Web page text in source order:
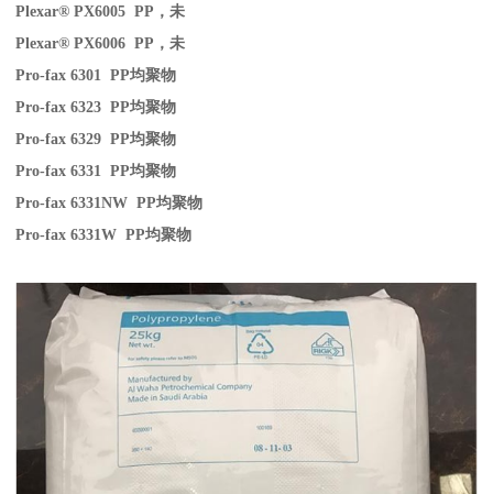
Plexar® PX6005 PP ，未
Plexar® PX6006 PP ，未
Pro-fax 6301 PP均聚物
Pro-fax 6323 PP均聚物
Pro-fax 6329 PP均聚物
Pro-fax 6331 PP均聚物
Pro-fax 6331NW PP均聚物
Pro-fax 6331W PP均聚物